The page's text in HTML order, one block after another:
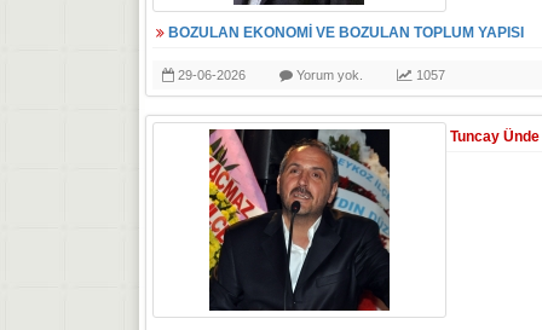
BOZULAN EKONOMİ VE BOZULAN TOPLUM YAPISI
29-06-2026 Yorum yok. 1057
Tuncay Ünde